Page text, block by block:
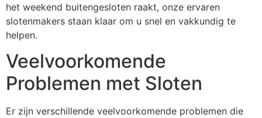
het weekend buitengesloten raakt, onze ervaren
slotenmakers staan klaar om u snel en vakkundig te
helpen.
Veelvoorkomende
Problemen met Sloten
Er zijn verschillende veelvoorkomende problemen die